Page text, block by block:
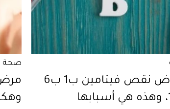
اعراض نقص فيتامين ب1 ب6
صحة